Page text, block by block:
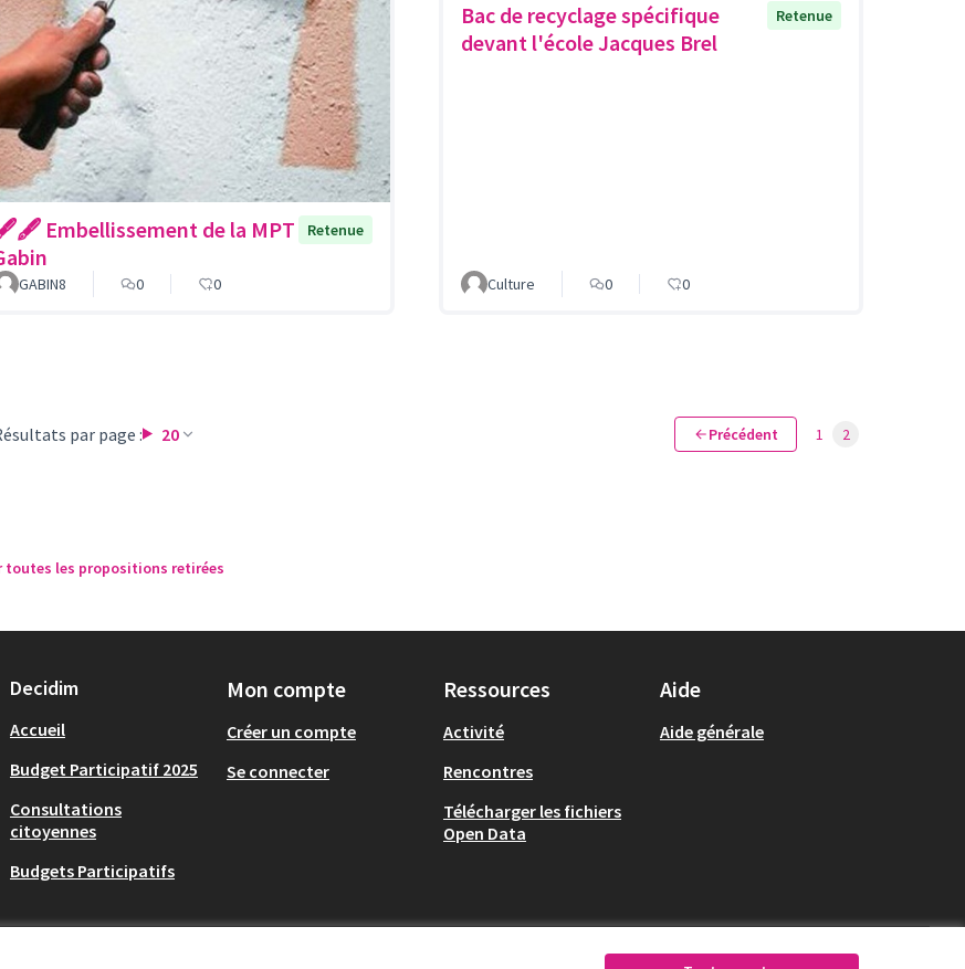
Embellissement de la MPT
Retenue
GABIN8 0 0
Bac de recyclage spécifique
devant l'école Jacques Brel
Retenue
Culture 0 0
par page : 20 Précédent 1 2
toutes les propositions retirées
Decidim
Accueil
Budget Participatif 2025
Consultations
citoyennes
Budgets Participatifs
Mon compte
Créer un compte
Se connecter
Ressources
Activité
Rencontres
Télécharger les fichiers
Open Data
Aide
Aide générale